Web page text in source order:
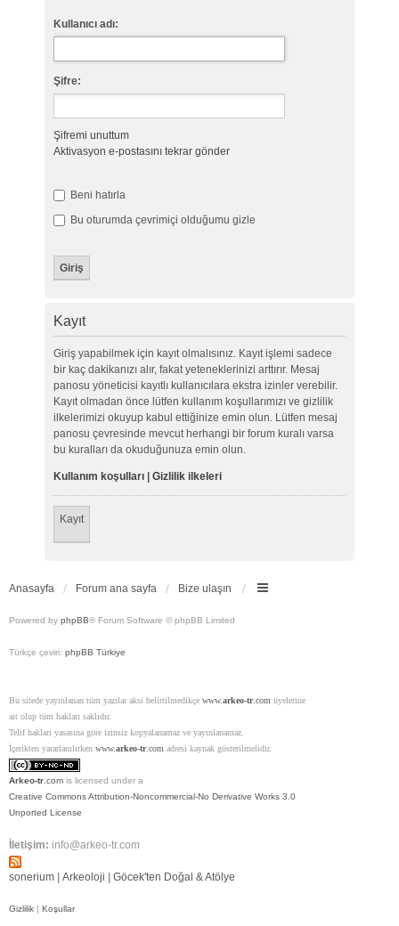
Kullanıcı adı:
Şifre:
Şifremi unuttum
Aktivasyon e-postasını tekrar gönder
Beni hatırla
Bu oturumda çevrimiçi olduğumu gizle
Kayıt
Giriş yapabilmek için kayıt olmalısınız. Kayıt işlemi sadece
bir kaç dakikanızı alır, fakat yeteneklerinizi arttırır. Mesaj
panosu yöneticisi kayıtlı kullanıcılara ekstra izinler verebilir.
Kayıt olmadan önce lütfen kullanım koşullarımızı ve gizlilik
ilkelerimizi okuyup kabul ettiğinize emin olun. Lütfen mesaj
panosu çevresinde mevcut herhangi bir forum kuralı varsa
bu kuralları da okuduğunuza emin olun.
Kullanım koşulları| Gizlilik ilkeleri
Kayıt
Anasayfa Forum ana sayfa Bize ulaşın
Powered by phpBB® Forum Software © phpBB Limited
Türkçe çeviri: phpBB Türkiye
Bu sitede yayınlanan tüm yazılar aksi belirtilmedikçe www.arkeo-tr.com üyelerine
ait olup tüm hakları saklıdır.
Telif hakları yasasına göre izinsiz kopyalanamaz ve yayınlanamaz.
İçerikten yararlanılırken www.arkeo-tr.com adresi kaynak gösterilmelidir.
Arkeo-tr .com is licensed under a
Creative Commons Attribution-Noncommercial-No Derivative Works 3.0
Unported License
İletişim: info@arkeo-tr.com
sonerium Arkeoloji Göcek'ten Doğal & Atölye
Gizlilik | Koşullar